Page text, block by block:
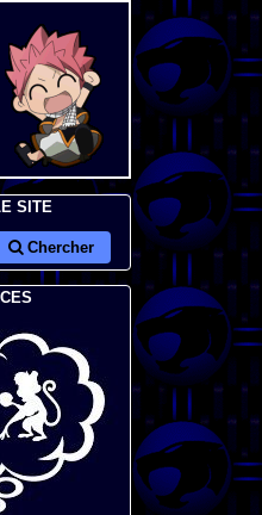
SITE
Chercher